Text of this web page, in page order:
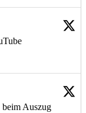
Auszug